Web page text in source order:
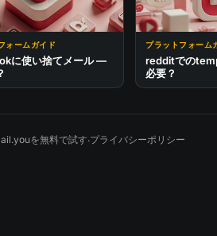
ォームガイド
に使い捨てメール —
プラットフォーム
redditでの
必要？
を無料で試す·プライバシーポリシー